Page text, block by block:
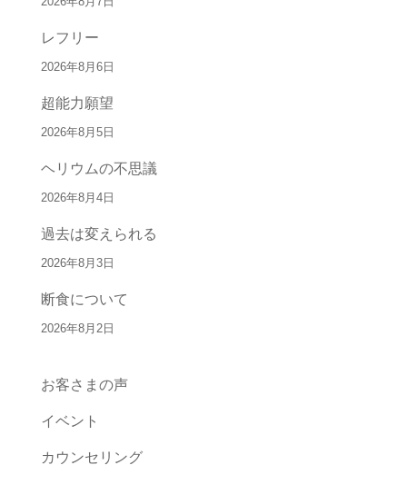
レフリー
2026年8月6日
超能力願望
2026年8月5日
ヘリウムの不思議
2026年8月4日
過去は変えられる
2026年8月3日
断食について
2026年8月2日
お客さまの声
イベント
カウンセリング